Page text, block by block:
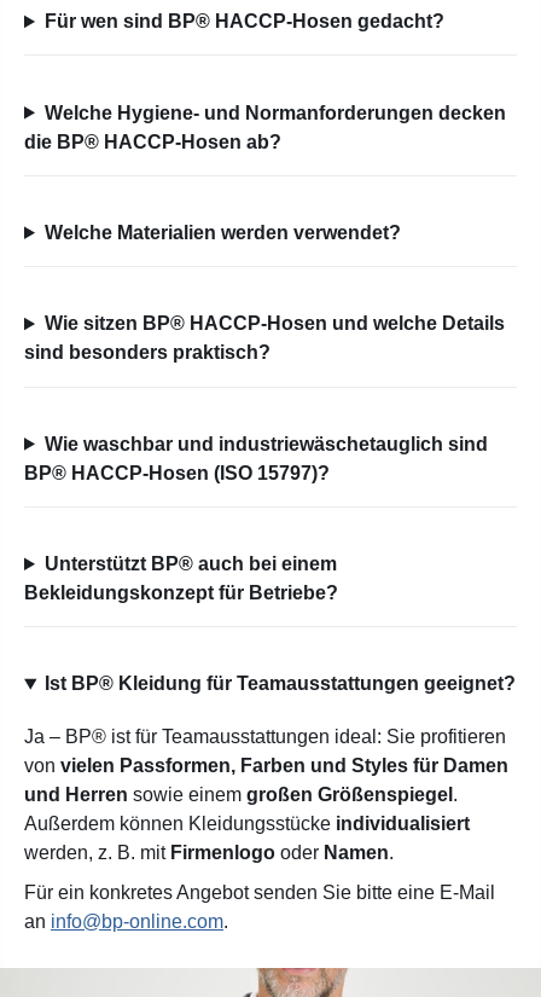
Für wen sind BP® HACCP-Hosen gedacht?
Welche Hygiene- und Normanforderungen decken
die BP® HACCP-Hosen ab?
Welche Materialien werden verwendet?
Wie sitzen BP® HACCP-Hosen und welche Details
sind besonders praktisch?
Wie waschbar und industriewäschetauglich sind
BP® HACCP-Hosen (ISO 15797)?
Unterstützt BP® auch bei einem
Bekleidungskonzept für Betriebe?
Ist BP® Kleidung für Teamausstattungen geeignet?
Ja – BP® ist für Teamausstattungen ideal: Sie profitieren
von vielen Passformen, Farben und Styles für Damen
und Herren sowie einem großen Größenspiegel .
Außerdem können Kleidungsstücke individualisiert
werden, z. B. mit Firmenlogo oder Namen.
Für ein konkretes Angebot senden Sie bitte eine E-Mail
an info@bp-online.com.